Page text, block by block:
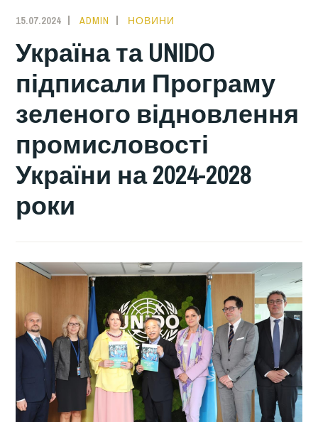
15.07.2024 ADMIN НОВИНИ
Україна та UNIDO
підписали Програму
зеленого відновлення
промисловості
України на 2024-2028
роки